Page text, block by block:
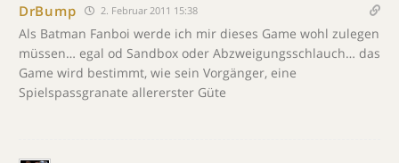
DrBump 2. Februar 2011 15:38
Als Batman Fanboi werde ich mir dieses Game wohl zulegen
müssen… egal od Sandbox oder Abzweigungsschlauch… das
Game wird bestimmt, wie sein Vorgänger, eine
Spielspassgranate allererster Güte